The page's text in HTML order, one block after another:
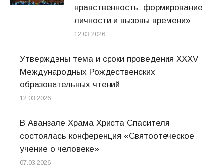
нравственность: формирование
личности и вызовы времени»
12.03.2026
Утверждены тема и сроки проведения XXXV
Международных Рождественских
образовательных чтений
12.03.2026
В Аванзале Храма Христа Спасителя
состоялась конференция «Святоотеческое
учение о человеке»
07.03.2026